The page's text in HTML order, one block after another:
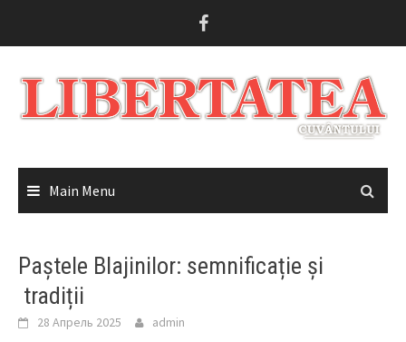
Main Menu
Paștele Blajinilor: semnificație și
tradiții
28 Апрель 2025 admin